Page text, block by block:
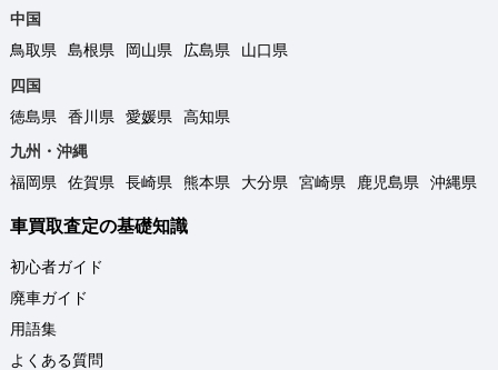
中国
鳥取県
島根県 岡山県 広島県
山口県
四国
徳島県
香川県 愛媛県
高知県
九州・沖縄
福岡県
佐賀県 長崎県 熊本県 大分県 宮崎県 鹿児島県 沖縄県
車買取査定の基礎知識
初心者ガイド
廃車ガイド
用語集
よくある質問